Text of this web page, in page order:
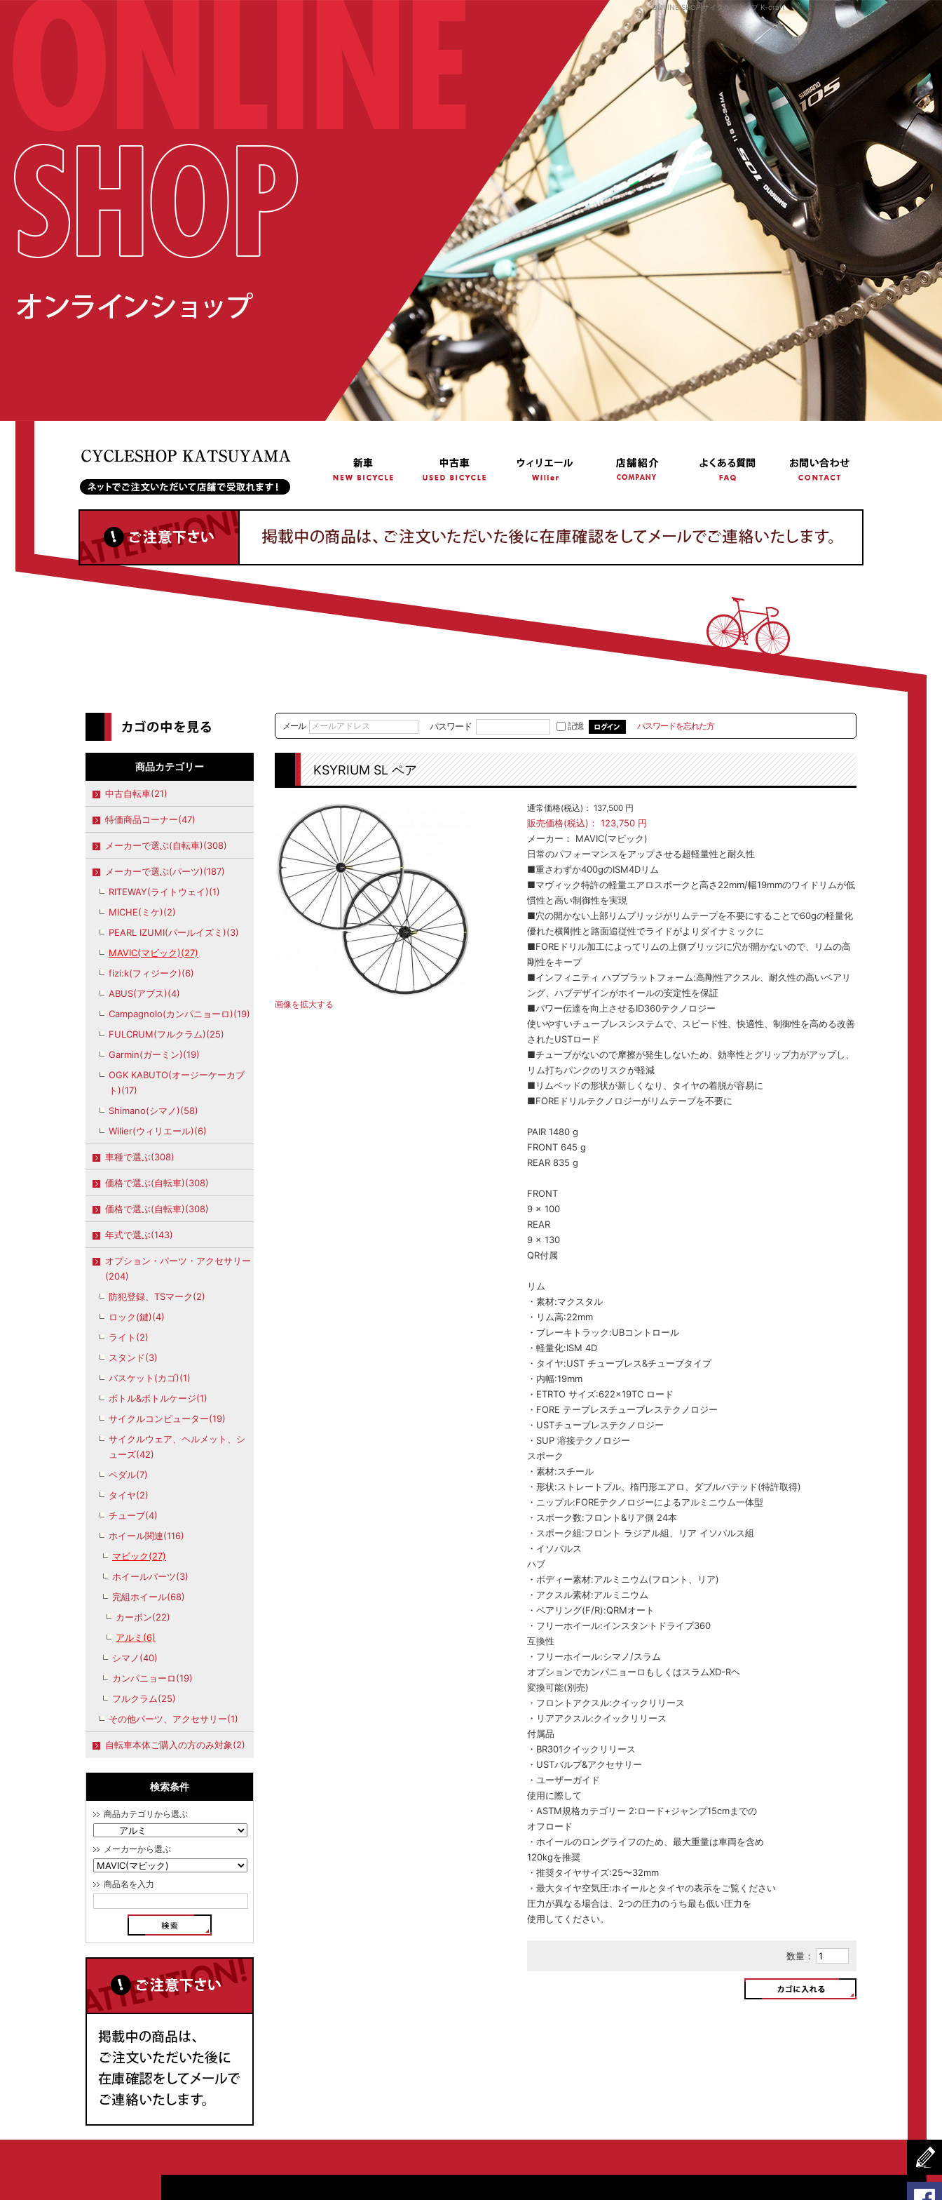
ONLINE SHOP|サイクルショップ K-craft
商品カテゴリー
中古自転車(21)
特価商品コーナー(47)
メーカーで選ぶ(自転車)(308)
メーカーで選ぶ(パーツ)(187)
RITEWAY(ライトウェイ)(1)
MICHE(ミケ)(2)
PEARL IZUMI(パールイズミ)(3)
MAVIC(マビック)(27)
fizi:k(フィジーク)(6)
ABUS(アブス)(4)
Campagnolo(カンパニョーロ)(19)
FULCRUM(フルクラム)(25)
Garmin(ガーミン)(19)
OGK KABUTO(オージーケーカブ
ト)(17)
Shimano(シマノ)(58)
Wilier(ウィリエール)(6)
車種で選ぶ(308)
価格で選ぶ(自転車)(308)
価格で選ぶ(自転車)(308)
年式で選ぶ(143)
オプション・パーツ・アクセサリー
(204)
防犯登録、TSマーク(2)
ロック(鍵)(4)
ライト(2)
スタンド(3)
バスケット(カゴ)(1)
ボトル&ボトルケージ(1)
サイクルコンピューター(19)
サイクルウェア、ヘルメット、シ
ューズ(42)
ペダル(7)
タイヤ(2)
チューブ(4)
ホイール関連(116)
マビック(27)
ホイールパーツ(3)
完組ホイール(68)
カーボン(22)
アルミ(6)
シマノ(40)
カンパニョーロ(19)
フルクラム(25)
その他パーツ、アクセサリー(1)
自転車本体ご購入の方のみ対象(2)
検索条件
商品カテゴリから選ぶ
メーカーから選ぶ
商品名を入力
メール パスワード 記憶 パスワードを忘れた方
KSYRIUM SL ペア
画像を拡大する
通常価格(税込)： 137,500 円
販売価格(税込)： 123,750 円
メーカー：
MAVIC(マビック)
日常のパフォーマンスをアップさせる超軽量性と耐久性
■重さわずか400gのISM4Dリム
■マヴィック特許の軽量エアロスポークと高さ22mm/幅19mmのワイドリムが低
慣性と高い制御性を実現
■穴の開かない上部リムブリッジがリムテープを不要にすることで60gの軽量化
優れた横剛性と路面追従性でライドがよりダイナミックに
■FOREドリル加工によってリムの上側ブリッジに穴が開かないので、リムの高
剛性をキープ
■インフィニティ ハブプラットフォーム:高剛性アクスル、耐久性の高いベアリ
ング、ハブデザインがホイールの安定性を保証
■パワー伝達を向上させるID360テクノロジー
使いやすいチューブレスシステムで、スピード性、快適性、制御性を高める改善
されたUSTロード
■チューブがないので摩擦が発生しないため、効率性とグリップ力がアップし、
リム打ちパンクのリスクが軽減
■リムベッドの形状が新しくなり、タイヤの着脱が容易に
■FOREドリルテクノロジーがリムテープを不要に
PAIR 1480 g
FRONT 645 g
REAR 835 g
FRONT
9 × 100
REAR
9 × 130
QR付属
リム
・素材:マクスタル
・リム高:22mm
・ブレーキトラック:UBコントロール
・軽量化:ISM 4D
・タイヤ:UST チューブレス&チューブタイプ
・内幅:19mm
・ETRTO サイズ:622×19TC ロード
・FORE テープレスチューブレステクノロジー
・USTチューブレステクノロジー
・SUP 溶接テクノロジー
スポーク
・素材:スチール
・形状:ストレートプル、楕円形エアロ、ダブルバテッド(特許取得)
・ニップル:FOREテクノロジーによるアルミニウム一体型
・スポーク数:フロント&リア側 24本
・スポーク組:フロント ラジアル組、リア イソパルス組
・イソパルス
ハブ
・ボディー素材:アルミニウム(フロント、リア)
・アクスル素材:アルミニウム
・ベアリング(F/R):QRMオート
・フリーホイール:インスタントドライブ360
互換性
・フリーホイール:シマノ/スラム
オプションでカンパニョーロもしくはスラムXD-Rヘ
変換可能(別売)
・フロントアクスル:クイックリリース
・リアアクスル:クイックリリース
付属品
・BR301クイックリリース
・USTバルブ&アクセサリー
・ユーザーガイド
使用に際して
・ASTM規格カテゴリー 2:ロード+ジャンプ15cmまでの
オフロード
・ホイールのロングライフのため、最大重量は車両を含め
120kgを推奨
・推奨タイヤサイズ:25〜32mm
・最大タイヤ空気圧:ホイールとタイヤの表示をご覧ください
圧力が異なる場合は、2つの圧力のうち最も低い圧力を
使用してください。
数量：